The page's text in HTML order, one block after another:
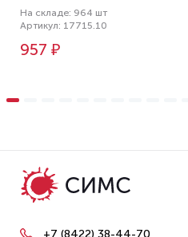
На складе: 964 шт
Артикул: 17715.10
957 ₽
+7 (8422) 38-44-70